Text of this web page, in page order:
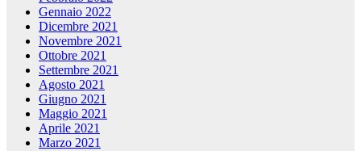
Gennaio 2022
Dicembre 2021
Novembre 2021
Ottobre 2021
Settembre 2021
Agosto 2021
Giugno 2021
Maggio 2021
Aprile 2021
Marzo 2021